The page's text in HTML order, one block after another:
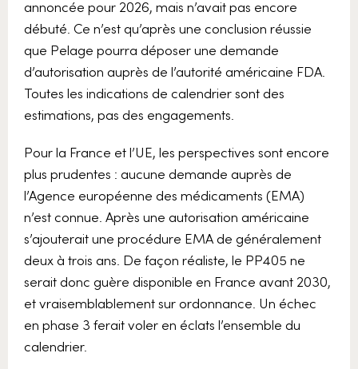
annoncée pour 2026, mais n’avait pas encore
débuté. Ce n’est qu’après une conclusion réussie
que Pelage pourra déposer une demande
d’autorisation auprès de l’autorité américaine FDA.
Toutes les indications de calendrier sont des
estimations, pas des engagements.
Pour la France et l’UE, les perspectives sont encore
plus prudentes : aucune demande auprès de
l’Agence européenne des médicaments (EMA)
n’est connue. Après une autorisation américaine
s’ajouterait une procédure EMA de généralement
deux à trois ans. De façon réaliste, le PP405 ne
serait donc guère disponible en France avant 2030,
et vraisemblablement sur ordonnance. Un échec
en phase 3 ferait voler en éclats l’ensemble du
calendrier.